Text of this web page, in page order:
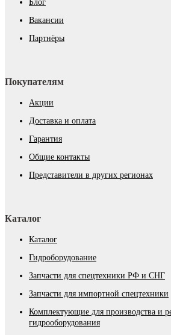
Блог
Вакансии
Партнёры
Покупателям
Акции
Доставка и оплата
Гарантия
Общие контакты
Представители в других регионах
Каталог
Каталог
Гидроборудование
Запчасти для спецтехники РФ и СНГ
Запчасти для импортной спецтехники
Комплектующие для производства и
гидрооборудования